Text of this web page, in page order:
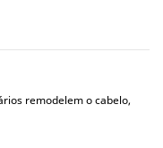
remodelem o cabelo,